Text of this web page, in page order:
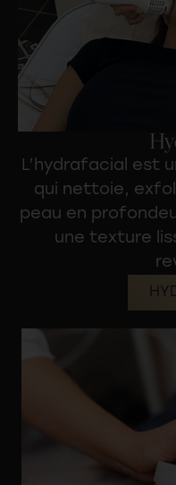
L’hydrafacial est
qui nettoie,
peau en
une texture